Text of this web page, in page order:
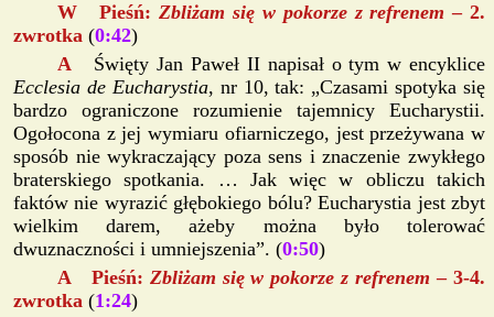
W Pieśń:Zbliżam się w pokorze z refrenem– 2.
zwrotka (0:42)
A Święty Jan Paweł II napisał o tym w encyklice
Ecclesia de Eucharystia, nr 10, tak: „Czasami spotyka się
bardzo ograniczone rozumienie tajemnicy Eucharystii.
Ogołocona z jej wymiaru ofiarniczego, jest przeżywana w
sposób nie wykraczający poza sens i znaczenie zwykłego
braterskiego spotkania. … Jak więc w obliczu takich
faktów nie wyrazić głębokiego bólu? Eucharystia jest zbyt
wielkim darem, ażeby można było tolerować
dwuznaczności i umniejszenia”. (0:50)
A Pieśń: Zbliżam się w pokorze z refrenem– 3-4.
zwrotka (1:24)